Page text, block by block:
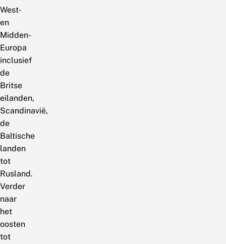
West-
en
Midden-
Europa
inclusief
de
Britse
eilanden,
Scandinavië,
de
Baltische
landen
tot
Rusland.
Verder
naar
het
oosten
tot